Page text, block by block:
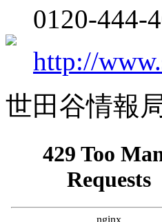
0120-444-
http://
世田谷情報